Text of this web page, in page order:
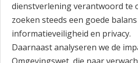
dienstverlening verantwoord te
zoeken steeds een goede
informatieveiligheid en privacy.
Daarnaast analyseren we de